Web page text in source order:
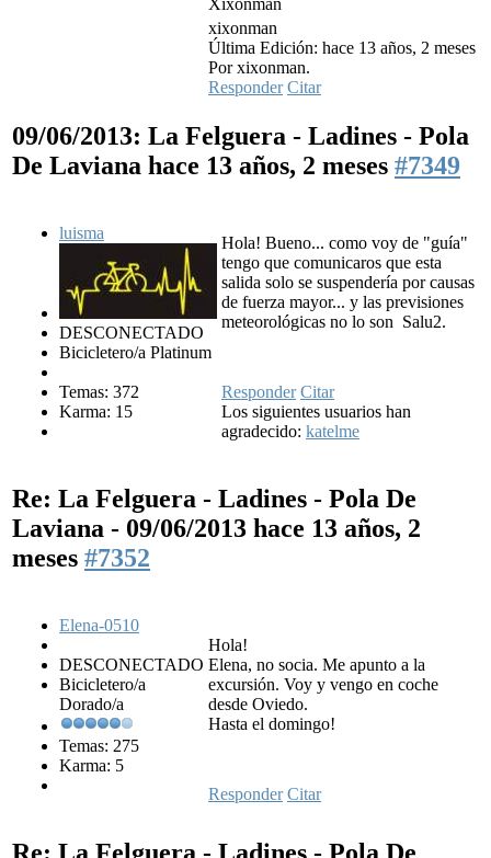
xixonman
Última Edición: hace 13 años, 2 meses
Por xixonman.
Responder Citar
09/06/2013: La Felguera - Ladines - Pola
De Laviana hace 13 años, 2 meses #7349
luisma
DESCONECTADO
Bicicletero/a Platinum
Temas: 372
Karma: 15
Hola! Bueno... como voy de "guía"
tengo que comunicaros que esta
salida solo se suspendería por causas
de fuerza mayor... y las previsiones
meteorológicas no lo son Salu2.
Responder Citar
Los siguientes usuarios han
agradecido: katelme
Re: La Felguera - Ladines - Pola De
Laviana - 09/06/2013 hace 13 años, 2
meses #7352
Elena-0510
DESCONECTADO
Bicicletero/a
Dorado/a
Temas: 275
Karma: 5
Hola!
Elena, no socia. Me apunto a la
excursión. Voy y vengo en coche
desde Oviedo.
Hasta el domingo!
Responder Citar